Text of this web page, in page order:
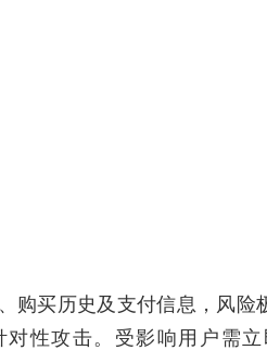
购买历史及支付信息，风险
性攻击。受影响用户需立